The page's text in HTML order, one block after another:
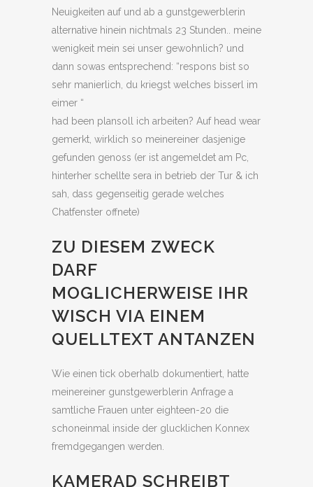
Neuigkeiten auf und ab a gunstgewerblerin
alternative hinein nichtmals 23 Stunden.. meine
wenigkeit mein sei unser gewohnlich? und
dann sowas entsprechend: “respons bist so
sehr manierlich, du kriegst welches bisserl im
eimer “
had been plansoll ich arbeiten? Auf head wear
gemerkt, wirklich so meinereiner dasjenige
gefunden genoss (er ist angemeldet am Pc,
hinterher schellte sera in betrieb der Tur & ich
sah, dass gegenseitig gerade welches
Chatfenster offnete)
ZU DIESEM ZWECK
DARF
MOGLICHERWEISE IHR
WISCH VIA EINEM
QUELLTEXT ANTANZEN
Wie einen tick oberhalb dokumentiert, hatte
meinereiner gunstgewerblerin Anfrage a
samtliche Frauen unter eighteen-20 die
schoneinmal inside der glucklichen Konnex
fremdgegangen werden.
KAMERAD SCHREIBT